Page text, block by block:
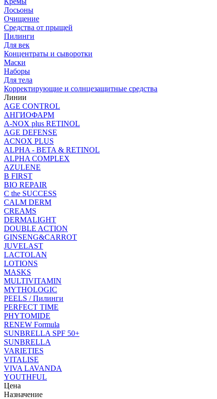
Лосьоны
Очищение
Средства от прыщей
Пилинги
Для век
Концентраты и сыворотки
Маски
Наборы
Для тела
Корректирующие и солнцезащитные средства
Линии
AGE CONTROL
АНГИОФАРМ
A-NOX plus RETINOL
AGE DEFENSE
ACNOX PLUS
ALPHA - BETA & RETINOL
ALPHA COMPLEX
AZULENE
B FIRST
BIO REPAIR
C the SUCCESS
CALM DERM
CREAMS
DERMALIGHT
DOUBLE ACTION
GINSENG&CARROT
JUVELAST
LACTOLAN
LOTIONS
MASKS
MULTIVITAMIN
MYTHOLOGIC
PEELS / Пилинги
PERFECT TIME
PHYTOMIDE
RENEW Formula
SUNBRELLA SPF 50+
SUNBRELLA
VARIETIES
VITALISE
VIVA LAVANDA
YOUTHFUL
Цена
Назначение